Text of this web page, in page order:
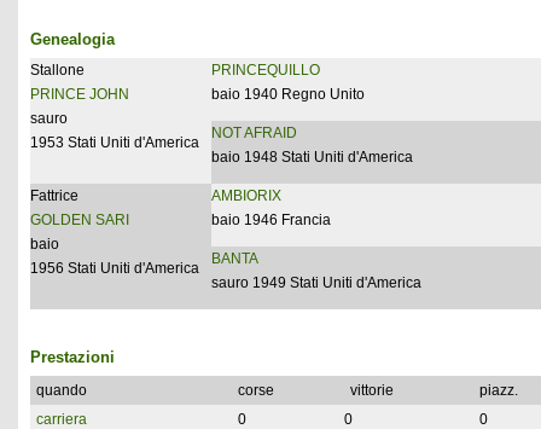
Genealogia
Stallone
PRINCE JOHN
sauro
1953 Stati Uniti d'America
PRINCEQUILLO
baio 1940 Regno Unito
NOT AFRAID
baio 1948 Stati Uniti d'America
Fattrice
GOLDEN SARI
baio
1956 Stati Uniti d'America
AMBIORIX
baio 1946 Francia
BANTA
sauro 1949 Stati Uniti d'America
Prestazioni
quando corse vittorie
piazz.
carriera
0 0
0